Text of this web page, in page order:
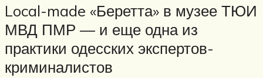
Local-made «Беретта» в музее ТЮИ
МВД ПМР — и еще одна из
практики одесских экспертов-
криминалистов